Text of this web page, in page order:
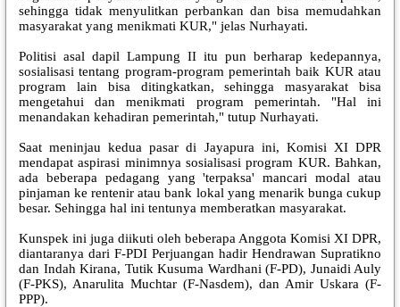
sehingga tidak menyulitkan perbankan dan bisa memudahkan
masyarakat yang menikmati KUR," jelas Nurhayati.
Politisi asal dapil Lampung II itu pun berharap kedepannya,
sosialisasi tentang program-program pemerintah baik KUR atau
program lain bisa ditingkatkan, sehingga masyarakat bisa
mengetahui dan menikmati program pemerintah. "Hal ini
menandakan kehadiran pemerintah," tutup Nurhayati.
Saat meninjau kedua pasar di Jayapura ini, Komisi XI DPR
mendapat aspirasi minimnya sosialisasi program KUR. Bahkan,
ada beberapa pedagang yang 'terpaksa' mancari modal atau
pinjaman ke rentenir atau bank lokal yang menarik bunga cukup
besar. Sehingga hal ini tentunya memberatkan masyarakat.
Kunspek ini juga diikuti oleh beberapa Anggota Komisi XI DPR,
diantaranya dari F-PDI Perjuangan hadir Hendrawan Supratikno
dan Indah Kirana, Tutik Kusuma Wardhani (F-PD), Junaidi Auly
(F-PKS), Anarulita Muchtar (F-Nasdem), dan Amir Uskara (F-
PPP).